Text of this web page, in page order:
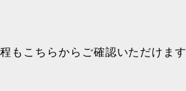
もこちらからご確認いただけます